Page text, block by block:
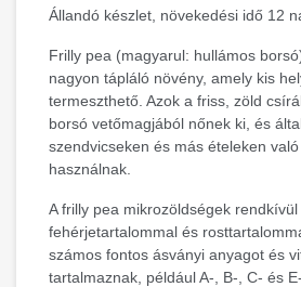
Állandó készlet, növekedési idő 12
Frilly pea (magyarul: hullámos
nagyon tápláló növény, amely kis
termeszthető. Azok a friss, zöld
borsó vetőmagjából nőnek ki, és
szendvicseken és más ételeken
használnak.
A frilly pea mikrozöldségek
fehérjetartalommal és
számos fontos ásványi anyagot és
tartalmaznak, például A-, B-, C- és